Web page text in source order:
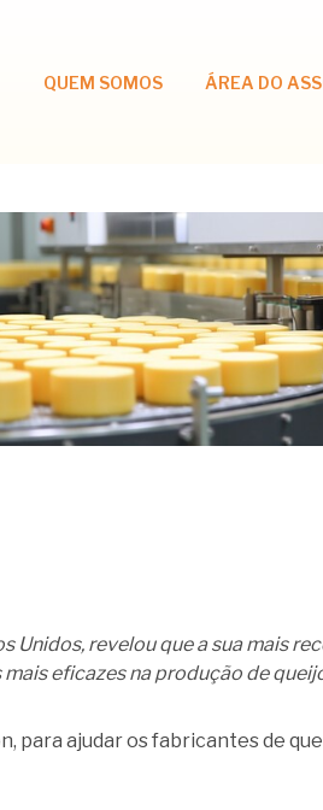
QUEM SOMOS ÁREA DO
Unidos, revelou que a sua mais
eficazes na produção de
para ajudar os fabricantes de